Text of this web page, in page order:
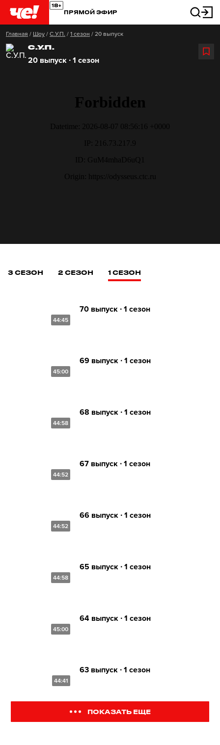
ПРЯМОЙ ЭФИР
Главная / Шоу / С.У.П. / 1 сезон / 20 выпуск
С.У.П.
20 выпуск ∙ 1 сезон
3 СЕЗОН 2 СЕЗОН 1 СЕЗОН
44:45
70 выпуск ∙ 1 сезон
45:00
69 выпуск ∙ 1 сезон
44:58
68 выпуск ∙ 1 сезон
44:52
67 выпуск ∙ 1 сезон
44:52
66 выпуск ∙ 1 сезон
44:58
65 выпуск ∙ 1 сезон
45:00
64 выпуск ∙ 1 сезон
44:41
63 выпуск ∙ 1 сезон
ПОКАЗАТЬ ЕЩЕ